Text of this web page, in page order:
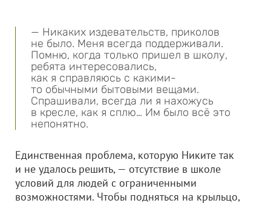
— Никаких издевательств, приколов
не было. Меня всегда поддерживали.
Помню, когда только пришел в школу,
ребята интересовались,
как я справляюсь с какими-
то обычными бытовыми вещами.
Спрашивали, всегда ли я нахожусь
в кресле, как я сплю… Им было всё это
непонятно.
Единственная проблема, которую Никите так
и не удалось решить, — отсутствие в школе
условий для людей с ограниченными
возможностями. Чтобы подняться на крыльцо,